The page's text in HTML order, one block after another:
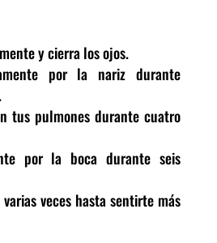
y cierra los ojos.
por la nariz durante
tus pulmones durante cuatro
por la boca durante seis
veces hasta sentirte más